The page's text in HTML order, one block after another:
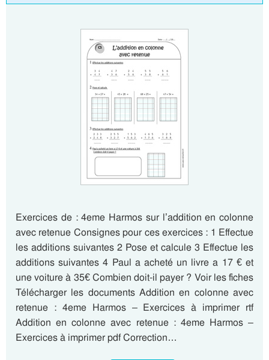
Exercices de : 4eme Harmos sur l’addition en colonne
avec retenue Consignes pour ces exercices : 1 Effectue
les additions suivantes 2 Pose et calcule 3 Effectue les
additions suivantes 4 Paul a acheté un livre a 17 € et
une voiture à 35€ Combien doit-il payer ? Voir les fiches
Télécharger les documents Addition en colonne avec
retenue : 4eme Harmos – Exercices à imprimer rtf
Addition en colonne avec retenue : 4eme Harmos –
Exercices à imprimer pdf Correction…